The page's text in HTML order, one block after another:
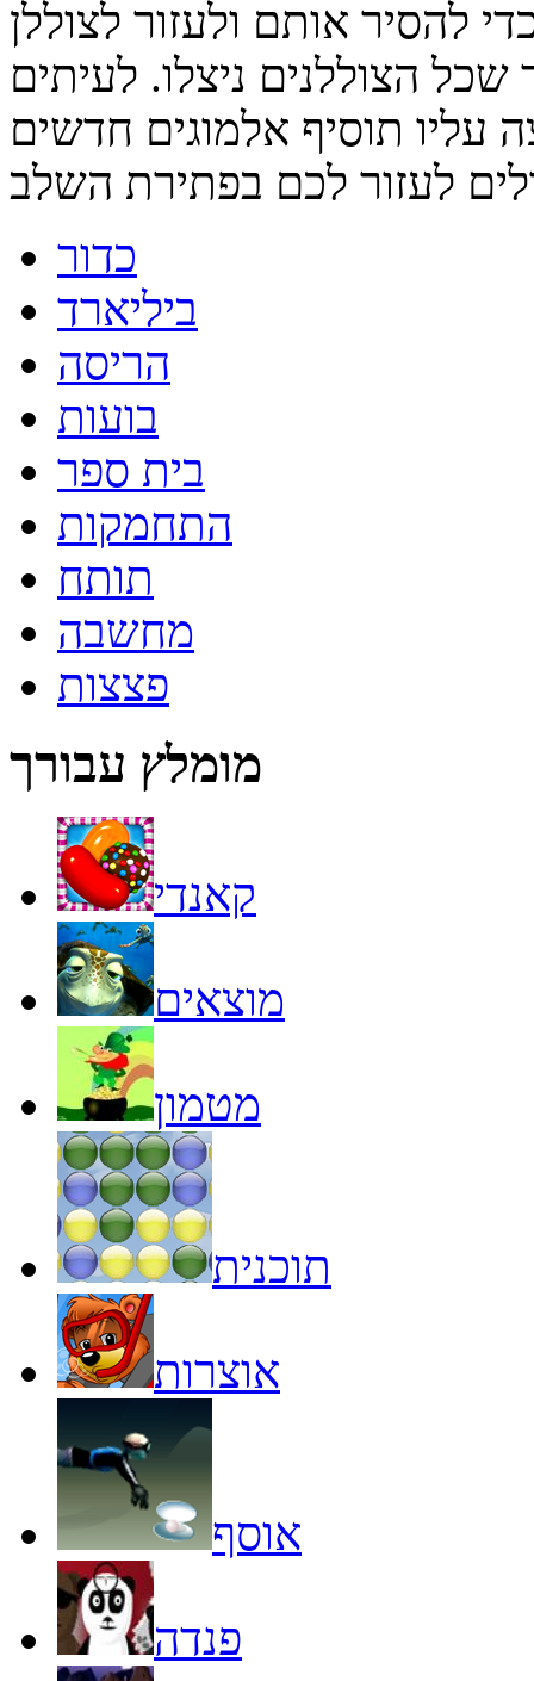
כדי להסיר אותם ולעזור לצוללן
הצוללנים ניצלו. לעיתים
עליו תוסיף אלמוגים חדשים
כדור
ביליארד
הריסה
בועות
בית ספר
התחמקות
תותח
מחשבה
פצצות
מומלץ עבורך
קאנדי
מוצאים
מטמון
תוכנית
אוצרות
אוסף
פנדה